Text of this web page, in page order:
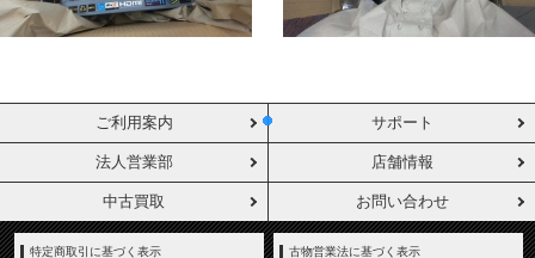
ご利用案内 サポート
法人営業部 店舗情報
中古買取 お問い合わせ
特定商取引に基づく表示 古物営業法に基づく表示